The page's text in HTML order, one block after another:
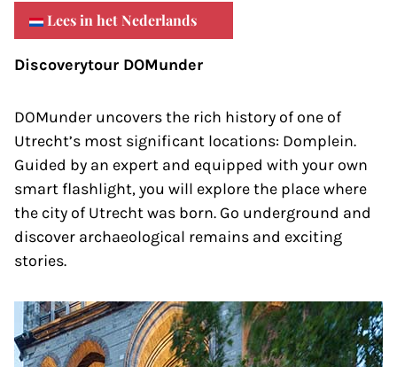
Lees in het Nederlands
Discoverytour DOMunder
DOMunder uncovers the rich history of one of
Utrecht’s most significant locations: Domplein.
Guided by an expert and equipped with your own
smart flashlight, you will explore the place where
the city of Utrecht was born. Go underground and
discover archaeological remains and exciting
stories.